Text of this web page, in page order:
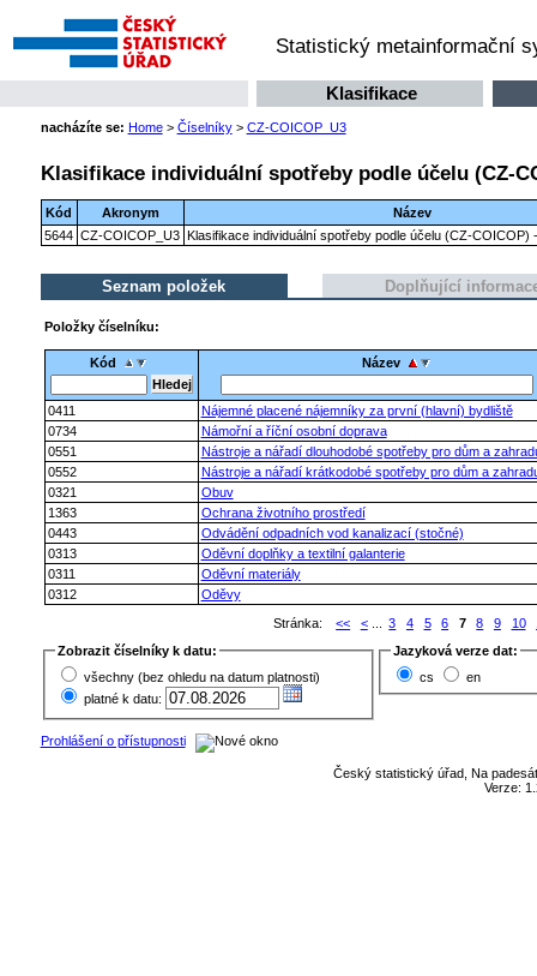
Statistický metainformační
Klasifikace
nacházíte se: Home> Číselníky> CZ-COICOP_U3
Klasifikace individuální spotřeby podle účelu (CZ-
Kód Akronym
Název
5644 CZ-COICOP_U3 Klasifikace individuální spotřeby podle účelu (CZ-COICOP)
Seznam položek Doplňující
Položky číselníku:
Kód Název
0411
Nájemné placené nájemníky za první (hlavní) bydliště
0734
Námořní a říční osobní doprava
0551
Nástroje a nářadí dlouhodobé spotřeby pro dům a
0552
Nástroje a nářadí krátkodobé spotřeby pro dům a
0321
Obuv
1363
Ochrana životního prostředí
0443
Odvádění odpadních vod kanalizací (stočné)
0313
Oděvní doplňky a textilní galanterie
0311
Oděvní materiály
0312
Oděvy
Stránka:
<< <... 3 4 5 6 7 8 9 10
Zobrazit číselníky k datu:
všechny (bez ohledu na datum platnosti)
platné k datu:
Jazyková verze dat:
cs
en
Prohlášení o přístupnosti
Český statistický úřad, Na
Verze: